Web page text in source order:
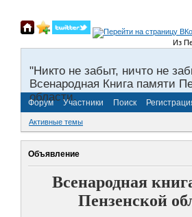
Из
"Никто не забыт, ничто не
Всенародная Книга памяти
области.
Форум Участники Поиск
Активные темы
Объявление
Всенародная
Пензенской